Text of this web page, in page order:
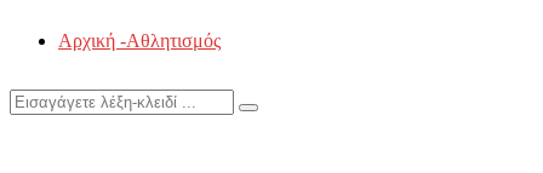
Αρχική -Αθλητισμός
Search
Search